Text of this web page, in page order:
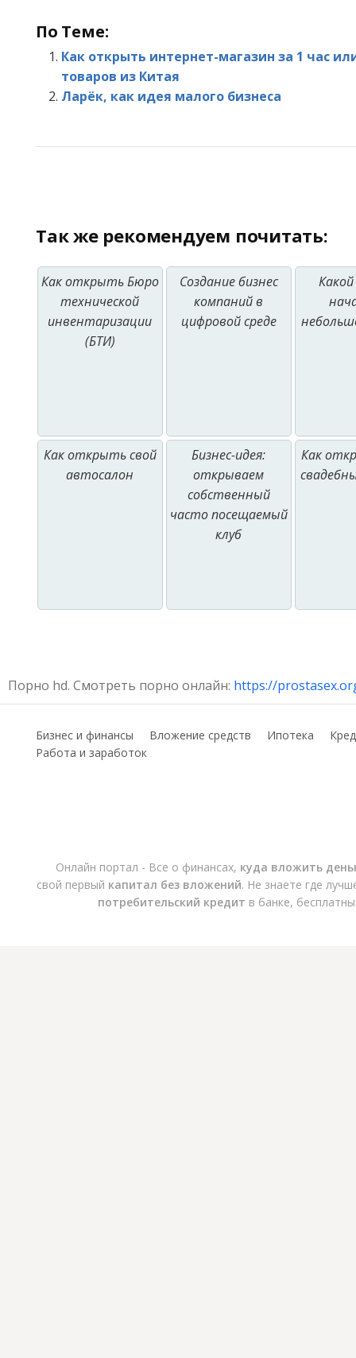
По Теме:
Как открыть интернет-магазин за 1 час
товаров из Китая
Ларёк, как идея малого бизнеса
Так же рекомендуем почитать:
Как открыть Бюро
технической
инвентаризации
(БТИ)
Создание бизнес
компаний в
цифровой среде
Как открыть свой
автосалон
Бизнес-идея:
открываем
собственный
часто посещаемый
клуб
Как
Порно hd. Смотреть порно онлайн: https://
Бизнес и финансы Вложение средств Ипотека
Работа и заработок
Онлайн портал - Все о финансах, куда вложить
свой первый капитал без вложений. Не знаете где
потребительский кредит в банке,